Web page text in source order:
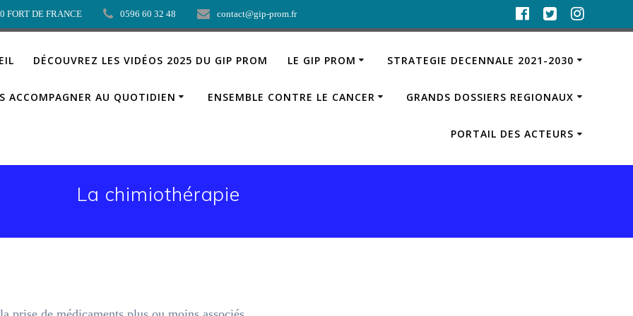
FORT DE FRANCE 0596 60 32 48 contact@gip-prom.fr
DÉCOUVREZ LES VIDÉOS 2025 DU GIP PROM LE GIP PROM STRATEGIE DECENNALE 2021-2030
ACCOMPAGNER AU QUOTIDIEN ENSEMBLE CONTRE LE CANCER GRANDS DOSSIERS REGIONAUX
PORTAIL DES ACTEURS
La chimiothérapie